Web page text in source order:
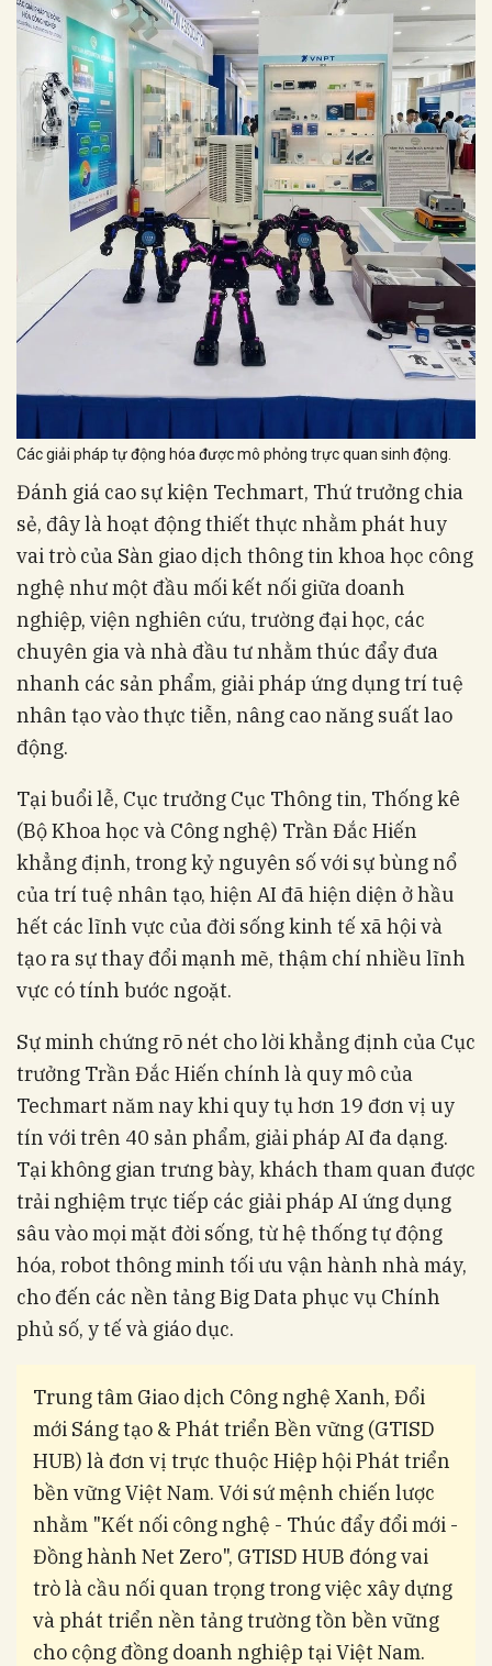
Các giải pháp tự động hóa được mô phỏng trực quan sinh động.
Đánh giá cao sự kiện Techmart, Thứ trưởng chia
sẻ, đây là hoạt động thiết thực nhằm phát huy
vai trò của Sàn giao dịch thông tin khoa học công
nghệ như một đầu mối kết nối giữa doanh
nghiệp, viện nghiên cứu, trường đại học, các
chuyên gia và nhà đầu tư nhằm thúc đẩy đưa
nhanh các sản phẩm, giải pháp ứng dụng trí tuệ
nhân tạo vào thực tiễn, nâng cao năng suất lao
động.
Tại buổi lễ, Cục trưởng Cục Thông tin, Thống kê
(Bộ Khoa học và Công nghệ) Trần Đắc Hiến
khẳng định, trong kỷ nguyên số với sự bùng nổ
của trí tuệ nhân tạo, hiện AI đã hiện diện ở hầu
hết các lĩnh vực của đời sống kinh tế xã hội và
tạo ra sự thay đổi mạnh mẽ, thậm chí nhiều lĩnh
vực có tính bước ngoặt.
Sự minh chứng rõ nét cho lời khẳng định của Cục
trưởng Trần Đắc Hiến chính là quy mô của
Techmart năm nay khi quy tụ hơn 19 đơn vị uy
tín với trên 40 sản phẩm, giải pháp AI đa dạng.
Tại không gian trưng bày, khách tham quan được
trải nghiệm trực tiếp các giải pháp AI ứng dụng
sâu vào mọi mặt đời sống, từ hệ thống tự động
hóa, robot thông minh tối ưu vận hành nhà máy,
cho đến các nền tảng Big Data phục vụ Chính
phủ số, y tế và giáo dục.
Trung tâm Giao dịch Công nghệ Xanh, Đổi
mới Sáng tạo & Phát triển Bền vững (GTISD
HUB) là đơn vị trực thuộc Hiệp hội Phát triển
bền vững Việt Nam. Với sứ mệnh chiến lược
nhằm "Kết nối công nghệ - Thúc đẩy đổi mới -
Đồng hành Net Zero", GTISD HUB đóng vai
trò là cầu nối quan trọng trong việc xây dựng
và phát triển nền tảng trường tồn bền vững
cho cộng đồng doanh nghiệp tại Việt Nam.